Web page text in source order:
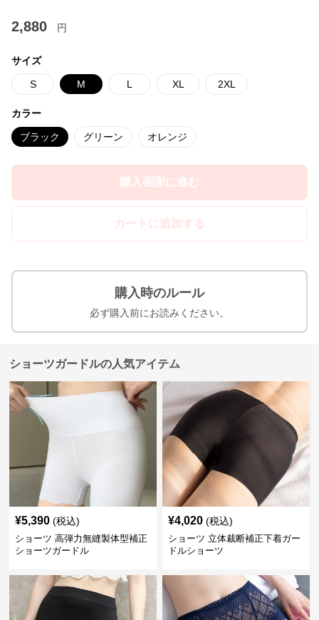
2,880 円
サイズ
S M L XL 2XL
カラー
ブラック グリーン オレンジ
購入画面に進む
カートに追加する
購入時のルール
必ず購入前にお読みください。
ショーツガードルの人気アイテム
¥5,390 (税込)
ショーツ 高弾力無縫製体型補正
ショーツガードル
¥4,020 (税込)
ショーツ 立体裁断補正下着ガー
ドルショーツ